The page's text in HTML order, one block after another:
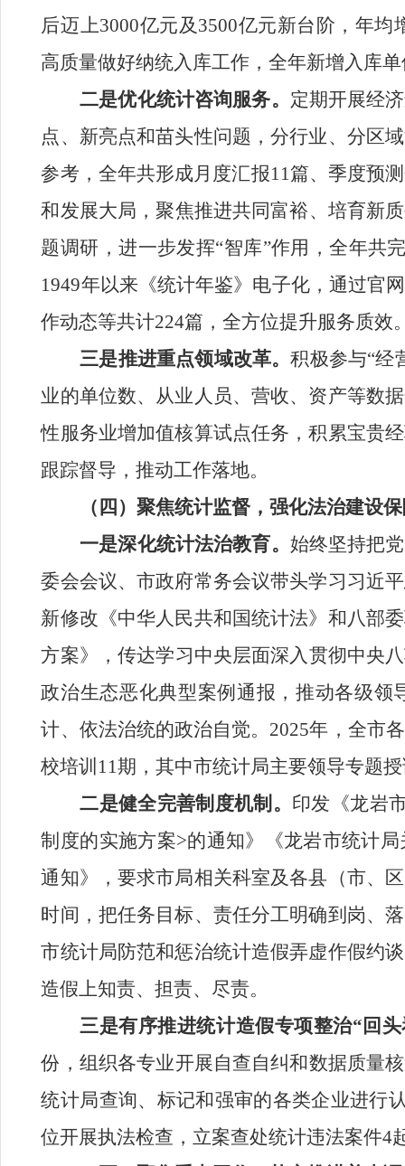
后迈上3000亿元及 3500亿元新台阶，年均
高质量做好纳统入库工作，全年新增入库
二是优化统计咨询服务。 定期开展经
点、新亮点和苗头性问题，分行业、分区域
参考，全年共形成月度汇报11篇、季度预
和发展大局 ， 聚焦推进共同富裕、培育新
题调研，进一步发挥“智库”作用 ，全年共
1949年以来《统计年鉴》电子化， 通过官
作动态等共计224篇 ，全方位提升服务质效
三是推进重点领域改革。积极参与“经
业的单位数、从业人员、营收、资产等数
性服务业增加值核算试点任务，积累宝贵
跟踪督导，推动工作落地。
（四）聚焦统计监督，强化法治建设
一是深化统计法治教育。 始终坚持把
委会会议、市政府常务会议带头学习习近
新修改《中华人民共和国统计法》和八部
方案》，传达学习中央层面深入贯彻中央
政治生态恶化典型案例通报，推动各级领
计、依法治统的政治自觉。 2025年，全市
校培训 11期，其中市统计局主要领导专题
二是健全完善制度机制 。 印发《龙岩
制度的实施方案>的通知》《龙岩市统计
通知》，要求市局相关科室及各县（市、
时间，把任务目标、责任分工明确到岗、
市统计局防范和惩治统计造假弄虚作假约
造假上知责、担责、尽责。
三是有序推进统计造假专项整治“回
份 ，组织各专业开展自查自纠和数据质量
统计局查询、标记和强审的各类企业进行
位开展执法检查，立案查处统计违法案件4